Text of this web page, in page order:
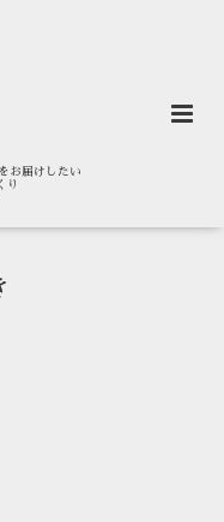
お届けしたい
り